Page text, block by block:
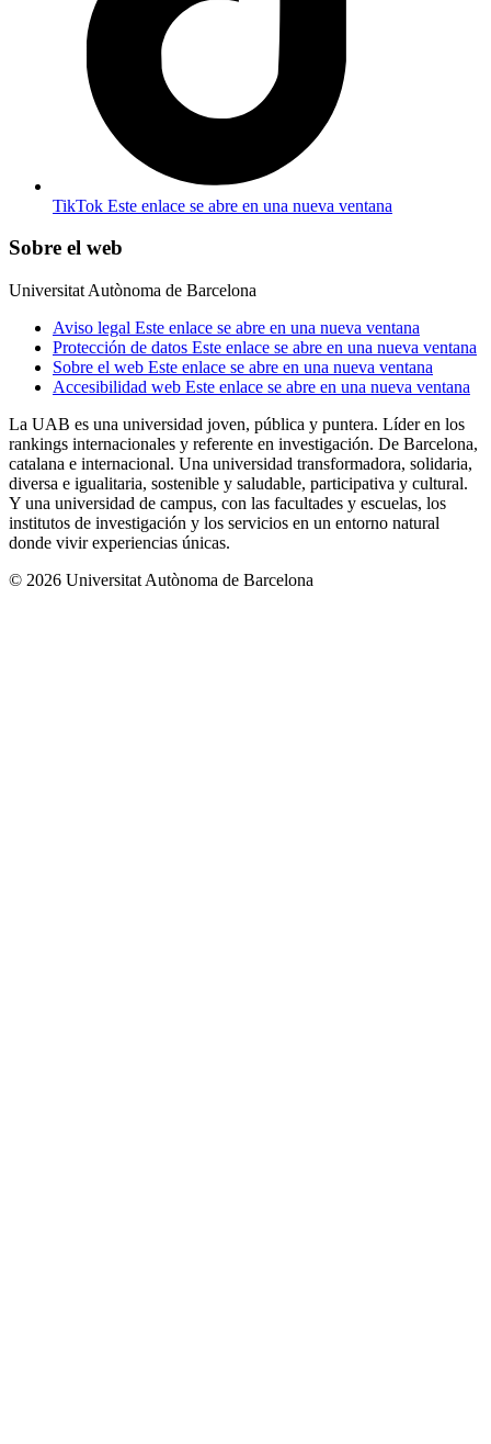
TikTok Este enlace se abre en una nueva ventana
Sobre el web
Universitat Autònoma de Barcelona
Aviso legal Este enlace se abre en una nueva ventana
Protección de datos Este enlace se abre en una nueva ventana
Sobre el web Este enlace se abre en una nueva ventana
Accesibilidad web Este enlace se abre en una nueva ventana
La UAB es una universidad joven, pública y puntera. Líder en los
rankings internacionales y referente en investigación. De Barcelona,
catalana e internacional. Una universidad transformadora, solidaria,
diversa e igualitaria, sostenible y saludable, participativa y cultural.
Y una universidad de campus, con las facultades y escuelas, los
institutos de investigación y los servicios en un entorno natural
donde vivir experiencias únicas.
© 2026 Universitat Autònoma de Barcelona